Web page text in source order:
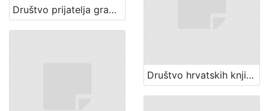
Društvo hrvatskih književnika (Zagreb)
Društvo prijatelja gradskog Zoološkog vrta (Zagreb)